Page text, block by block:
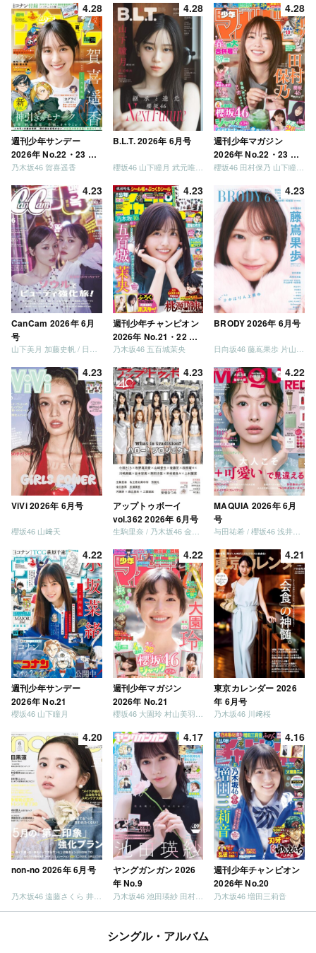
う」「ご褒美でロケし
ましょう」「フレンド
リーになりましょう」
「笑って卒業を祝いま
しょう」 [Blu-ray]
4.28
週刊少年サンデー
2026年 No.22・23 合
併号
乃木坂46 賀喜遥香
4.28
B.L.T. 2026年 6月号
櫻坂46 山下瞳月 武元唯衣 / 乃木坂46 海邉朱莉
4.28
週刊少年マガジン
2026年 No.22・23 合
併号
4.23
CanCam 2026年 6月
号
山下美月 加藤史帆 / 日向坂46 大野愛実
4.23
週刊少年チャンピオン
2026年 No.21・22 合
併号
乃木坂46 五百城茉央
4.23
BRODY 2026年 6月号
日向坂46 藤嶌果歩 片山紗希 松尾桜 金村美玖 髙橋未来虹
4.23
ViVi 2026年 6月号
櫻坂46 山﨑天
4.23
アップトゥボーイ
vol.362 2026年 6月号
生駒里奈 / 乃木坂46 金川紗耶 森平麗心
4.22
MAQUIA 2026年 6月
号
与田祐希 / 櫻坂46 浅井恋乃未
4.22
週刊少年サンデー
2026年 No.21
櫻坂46 山下瞳月
4.22
週刊少年マガジン
2026年 No.21
4.21
東京カレンダー 2026
年 6月号
乃木坂46 川﨑桜
4.20
non-no 2026年 6月号
4.17
ヤングガンガン 2026
年 No.9
乃木坂46 池田瑛紗 田村真佑
4.16
週刊少年チャンピオン
2026年 No.20
乃木坂46 増田三莉音
シングル・アルバム